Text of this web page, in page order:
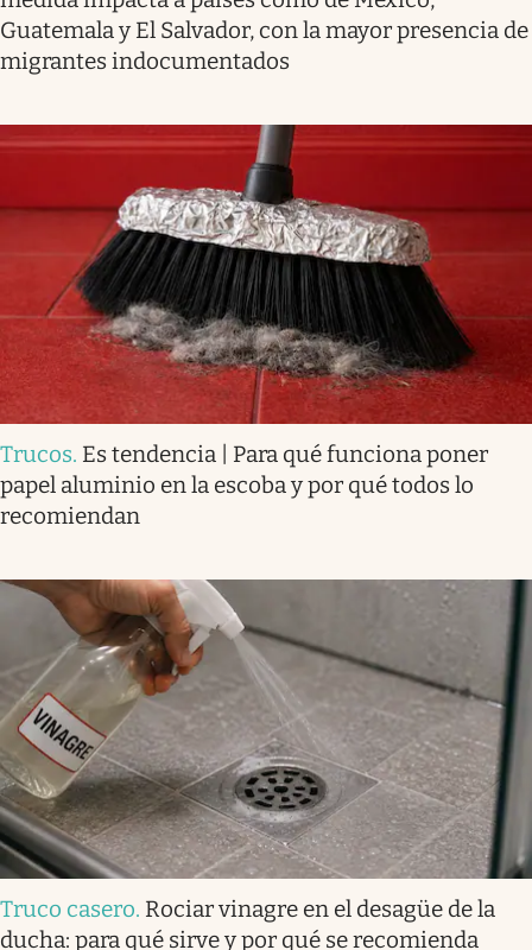
Guatemala y El Salvador, con la mayor presencia de
migrantes indocumentados
Trucos. Es tendencia | Para qué funciona poner
papel aluminio en la escoba y por qué todos lo
recomiendan
Truco casero. Rociar vinagre en el desagüe de la
ducha: para qué sirve y por qué se recomienda